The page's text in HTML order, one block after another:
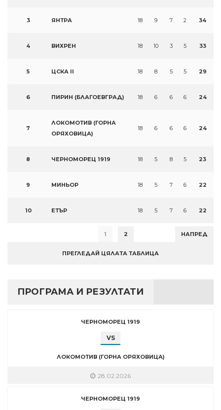
3 ЯНТРА 18 9 7 2 34
4 ВИХРЕН 18 10 3 5 33
5 ЦСКА II 18 8 5 5 29
6 ПИРИН (БЛАГОЕВГРАД) 18 6 6 6 24
7
ЛОКОМОТИВ (ГОРНА
ОРЯХОВИЦА)
18 6 6 6 24
8 ЧЕРНОМОРЕЦ 1919 18 5 8 5 23
9 МИНЬОР 18 5 7 6 22
10 ЕТЪР 18 5 7 6 22
1 2 НАПРЕД
ПРЕГЛЕДАЙ ЦЯЛАТА ТАБЛИЦА
ПРОГРАМА И РЕЗУЛТАТИ
ЧЕРНОМОРЕЦ 1919
VS
ЛОКОМОТИВ (ГОРНА ОРЯХОВИЦА)
28.02.2026
ЧЕРНОМОРЕЦ 1919